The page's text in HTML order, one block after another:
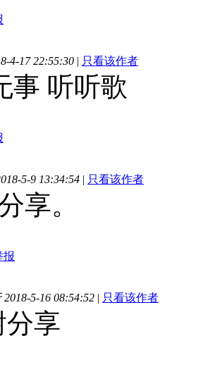
4-17 22:55:30 | 只看该作者
事 听听歌
5-9 13:34:54 | 只看该作者
享。
报
2018-5-16 08:54:52 | 只看该作者
分享